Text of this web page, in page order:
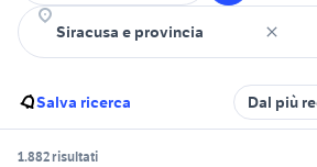
Salva ricerca Dal più
1.882 risultati